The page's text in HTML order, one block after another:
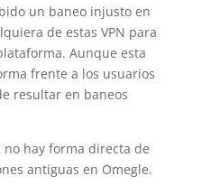
un baneo injusto en
de estas VPN para
Aunque esta
frente a los usuarios
resultar en baneos
hay forma directa de
antiguas en Omegle.